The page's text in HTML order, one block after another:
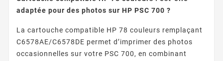
adaptée pour des photos sur HP PSC 700 ?
La cartouche compatible HP 78 couleurs remplaçant
C6578AE/C6578DE permet d’imprimer des photos
occasionnelles sur votre PSC 700, en combinant